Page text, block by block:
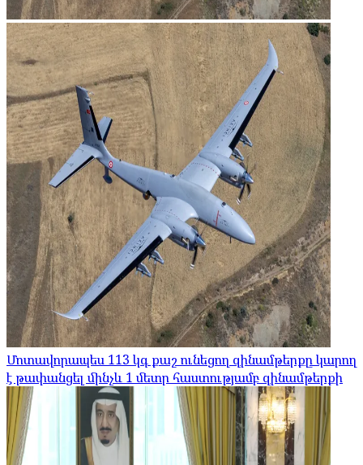
Մոտավորապես 113 կգ քաշ ունեցող զինամթերքը կարող
է թափանցել մինչև 1 մետր հաստությամբ զինամթերքի